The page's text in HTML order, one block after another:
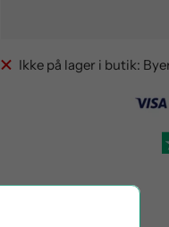
Ikke på lager i butik: